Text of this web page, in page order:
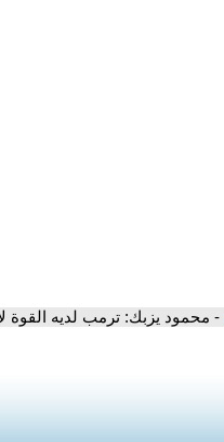
- محمود يزبك: ترمب لديه القوة